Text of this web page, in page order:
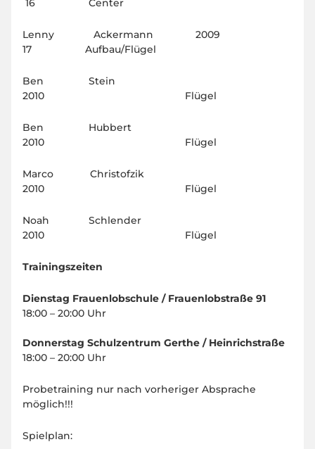
16 Center
Lenny Ackermann 2009
17 Aufbau/Flügel
Ben Stein
2010 Flügel
Ben Hubbert
2010 Flügel
Marco Christofzik
2010 Flügel
Noah Schlender
2010 Flügel
Trainingszeiten
Dienstag Frauenlobschule / Frauenlobstraße 91
18:00 – 20:00 Uhr
Donnerstag Schulzentrum Gerthe / Heinrichstraße
18:00 – 20:00 Uhr
Probetraining nur nach vorheriger Absprache
möglich!!!
Spielplan: